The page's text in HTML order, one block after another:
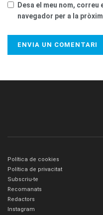
Desa el meu nom,
navegador per a la
Política de cookies
Política de privacitat
Subscriu-te
Recomanats
Redactors
Instagram